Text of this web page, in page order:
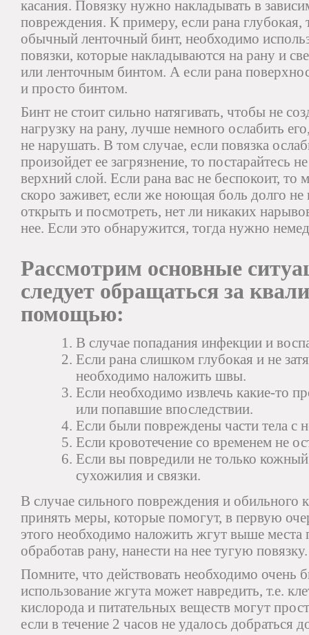
касания. Повязку нужно накладывать в
повреждения. К примеру, если рана глубокая,
обычный ленточный бинт, необходимо
повязки, которые накладываются на рану и
или ленточным бинтом. А если рана
и просто бинтом.
Бинт не стоит сильно натягивать, чтобы не
нагрузку на рану, лучше немного ослабить
не нарушать. В том случае, если повязка
произойдет ее загрязнение, то постарайтесь
верхний слой. Если рана вас не беспокоит,
скоро заживет, если же ноющая боль долго не
открыть и посмотреть, нет ли никаких
нее. Если это обнаружится, тогда нужно
Рассмотрим основные
следует обращаться за
помощью:
В случае попадания инфекции и
Если рана слишком глубокая и не
необходимо наложить швы.
Если необходимо извлечь какие-то
или попавшие впоследствии.
Если были повреждены части тела с
Если кровотечение со временем не
Если вы повредили не только
сухожилия и связки.
В случае сильного повреждения и обильного
принять меры, которые помогут, в первую
этого необходимо наложить жгут выше места
обработав рану, нанести на нее тугую повязку.
Помните, что действовать необходимо очень
использование жгута может навредить, т.е.
кислорода и питательных веществ могут
если в течение 2 часов не удалось добраться